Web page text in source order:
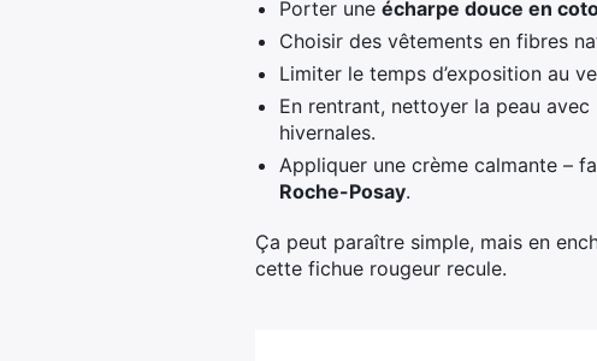
Porter une écharpe douce en
Choisir des vêtements en fibres
Limiter le temps d’exposition au
En rentrant, nettoyer la peau
hivernales.
Appliquer une crème calmante –
Roche-Posay.
Ça peut paraître simple, mais en
cette fichue rougeur recule.